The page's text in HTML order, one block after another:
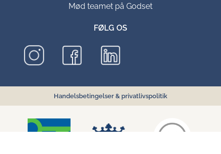
Mød teamet på Godset
FØLG OS
Handelsbetingelser & privatlivspolitik